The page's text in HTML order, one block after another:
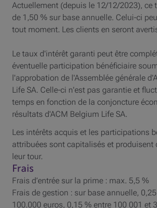
Actuellement (depuis le 12/12/2023), ce
de 1,50 % sur base annuelle. Celui-ci
tout moment. Les clients en seront
Le taux d'intérêt garanti peut être
éventuelle participation bénéficiaire
l'approbation de l'Assemblée générale
Life SA. Celle-ci n'est pas garantie et
temps en fonction de la conjoncture
résultats d'ACM Belgium Life SA.
Les intérêts acquis et les participations
attribuées sont capitalisés et produisent
leur tour.
Frais
Frais d’entrée sur la prime : max. 5,5 %
Frais de gestion : sur base annuelle,
100.000 euros, 0,15 % entre 100 001 et